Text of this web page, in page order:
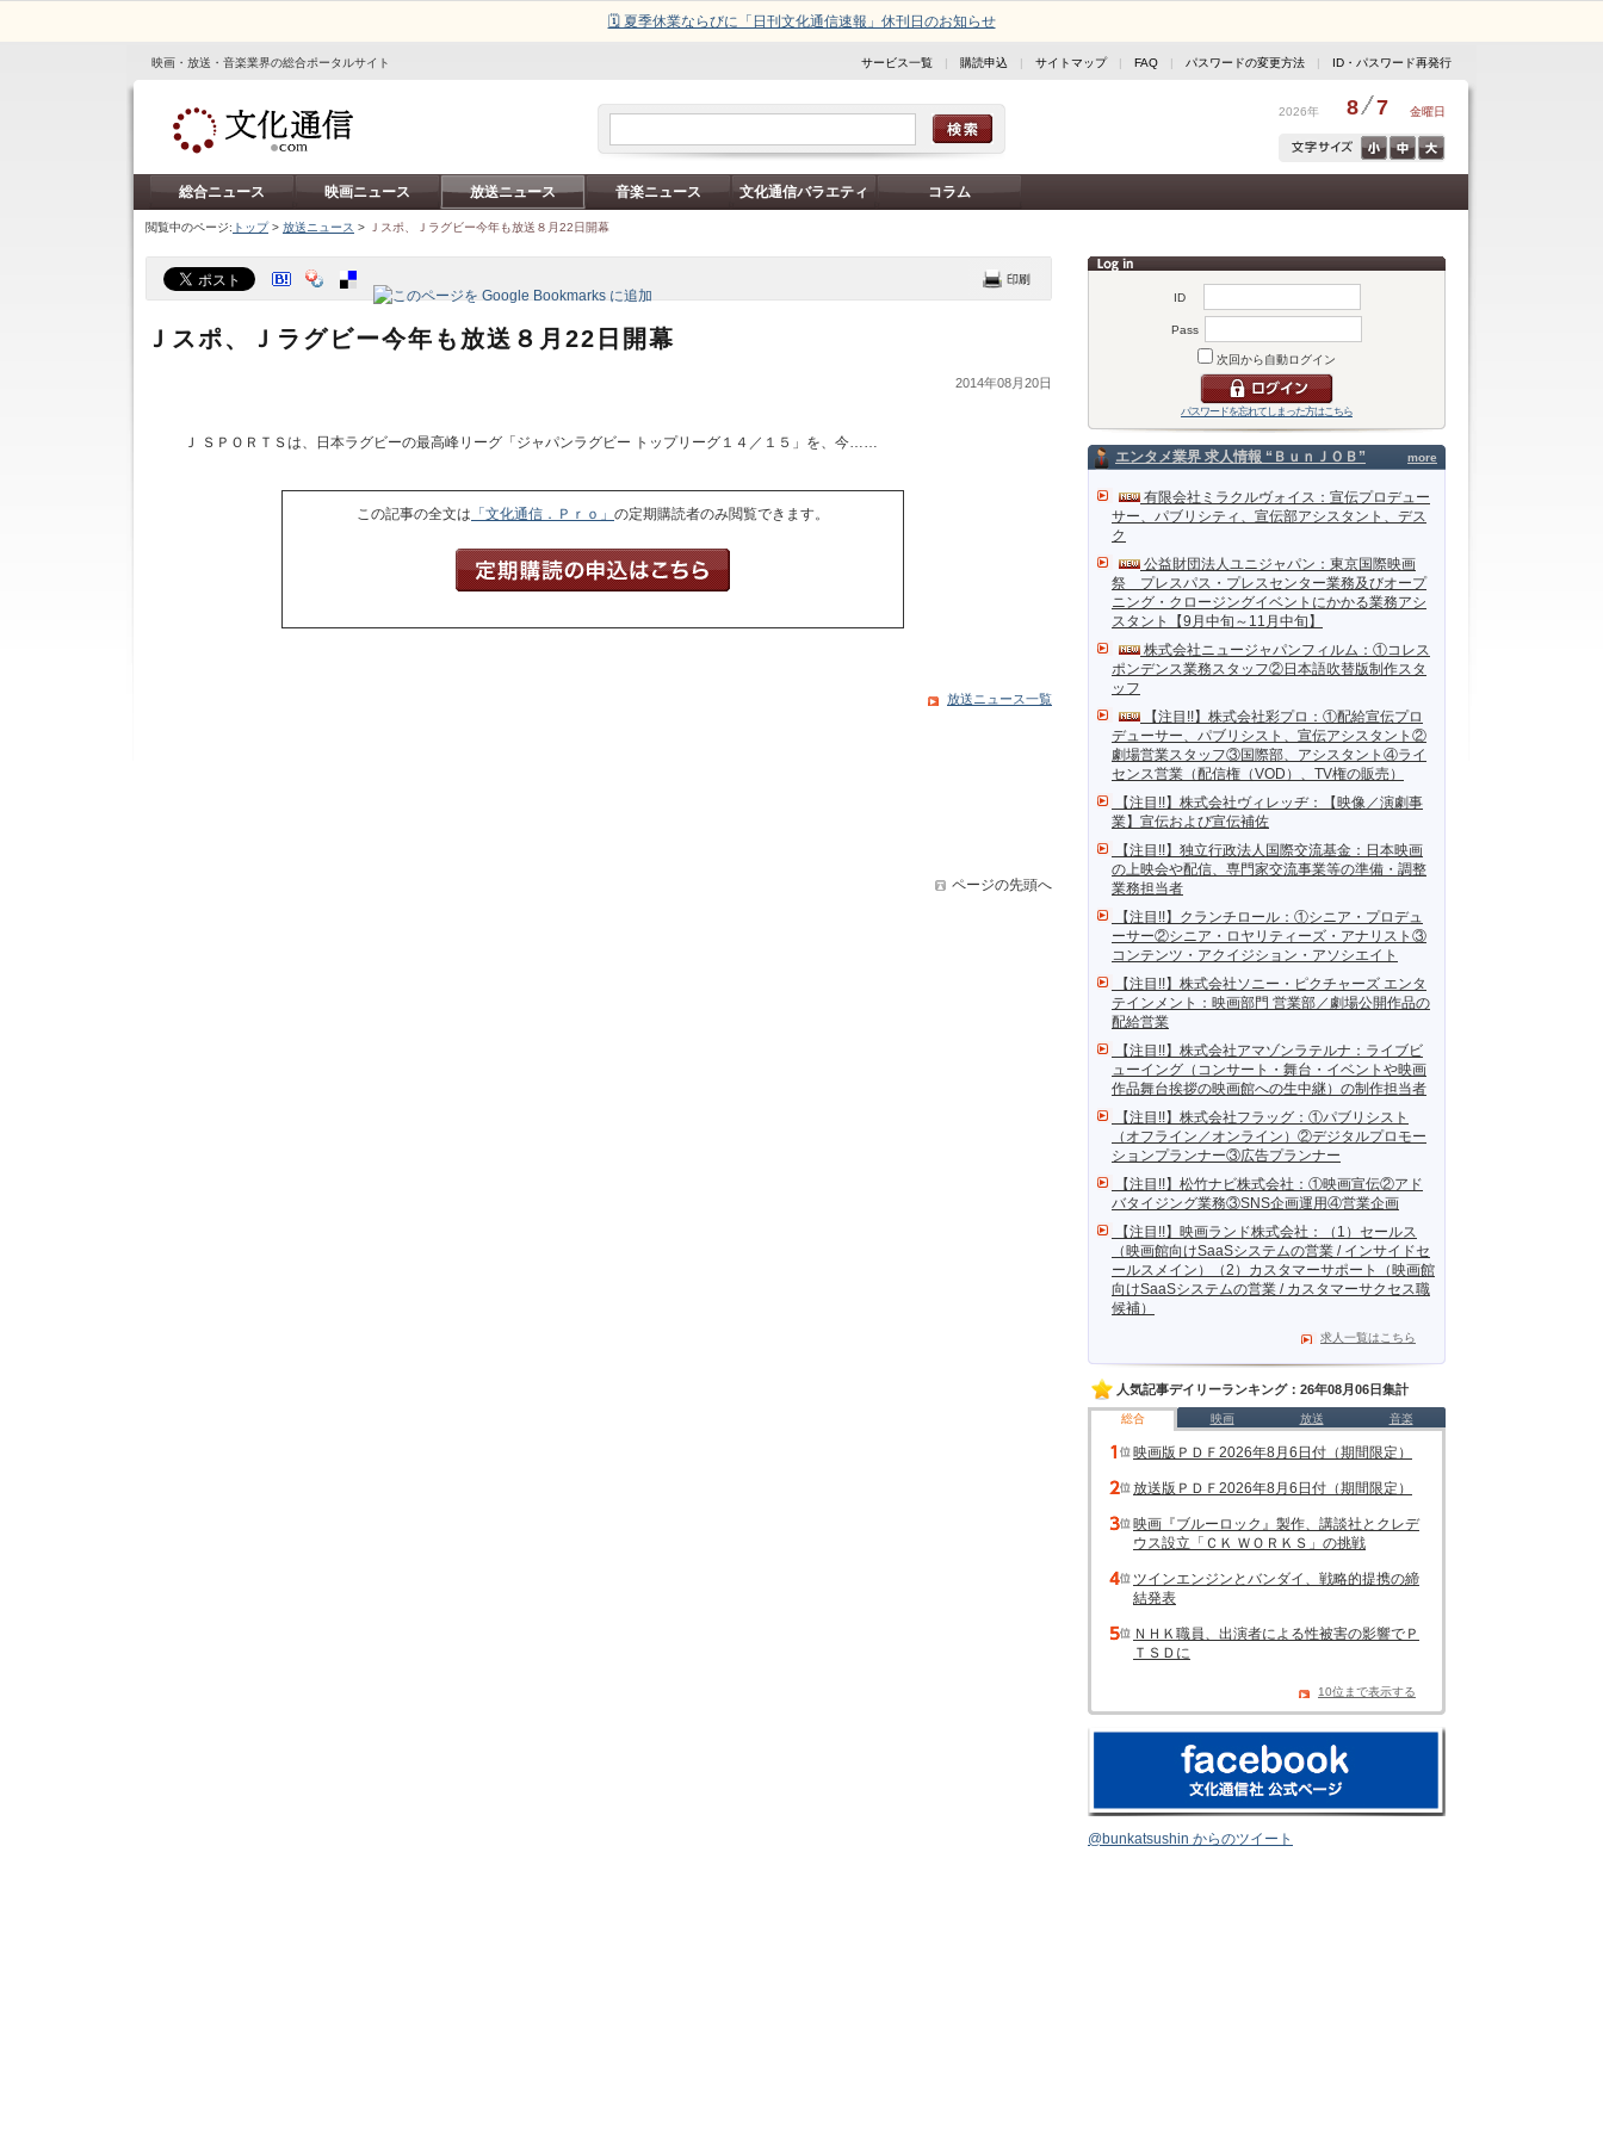
🗓️ 夏季休業ならびに「日刊文化通信速報」休刊日のお知らせ
映画・放送・音楽業界の総合ポータルサイト サービス一覧 | 購読申込 | サイトマップ| FAQ | パスワードの変更方法 | ID・パスワード再発行
2026年 8 7 金曜日
総合ニュース 映画ニュース 放送ニュース 音楽ニュース 文化通信バラエティ コラム
閲覧中のページ: トップ> 放送ニュース > Ｊスポ、Ｊラグビー今年も放送８月22日開幕
ID
Pass
次回から自動ログイン
パスワードを忘れてしまった方はこちら
more
エンタメ業界 求人情報 “ＢｕｎＪＯＢ”
有限会社ミラクルヴォイス：宣伝プロデュー
サー、パブリシティ、宣伝部アシスタント、デス
ク
公益財団法人ユニジャパン：東京国際映画
祭 プレスパス・プレスセンター業務及びオープ
ニング・クロージングイベントにかかる業務アシ
スタント【9月中旬～11月中旬】
株式会社ニュージャパンフィルム：①コレス
ポンデンス業務スタッフ②日本語吹替版制作スタ
ッフ
【注目!!】株式会社彩プロ：①配給宣伝プロ
デューサー、パブリシスト、宣伝アシスタント②
劇場営業スタッフ③国際部、アシスタント④ライ
センス営業（配信権（VOD）、TV権の販売）
【注目!!】株式会社ヴィレッヂ：【映像／演劇事
業】宣伝および宣伝補佐
【注目!!】独立行政法人国際交流基金：日本映画
の上映会や配信、専門家交流事業等の準備・調整
業務担当者
【注目!!】クランチロール：①シニア・プロデュ
ーサー②シニア・ロヤリティーズ・アナリスト③
コンテンツ・アクイジション・アソシエイト
【注目!!】株式会社ソニー・ピクチャーズ エンタ
テインメント：映画部門 営業部／劇場公開作品の
配給営業
【注目!!】株式会社アマゾンラテルナ：ライブビ
ューイング（コンサート・舞台・イベントや映画
作品舞台挨拶の映画館への生中継）の制作担当者
【注目!!】株式会社フラッグ：①パブリシスト
（オフライン／オンライン）②デジタルプロモー
ションプランナー③広告プランナー
【注目!!】松竹ナビ株式会社：①映画宣伝②アド
バタイジング業務③SNS企画運用④営業企画
【注目!!】映画ランド株式会社：（1）セールス
（映画館向けSaaSシステムの営業 / インサイドセ
ールスメイン）（2）カスタマーサポート（映画館
向けSaaSシステムの営業 / カスタマーサクセス職
候補）
求人一覧はこちら
人気記事デイリーランキング：26年08月06日集計
総合 映画 放送 音楽
映画版ＰＤＦ2026年8月6日付（期間限定）
放送版ＰＤＦ2026年8月6日付（期間限定）
映画『ブルーロック』製作、講談社とクレデ
ウス設立「ＣＫ ＷＯＲＫＳ」の挑戦
ツインエンジンとバンダイ、戦略的提携の締
結発表
ＮＨＫ職員、出演者による性被害の影響でＰ
ＴＳＤに
10位まで表示する
@bunkatsushin からのツイート
Ｊスポ、Ｊラグビー今年も放送８月22日開幕
2014年08月20日
Ｊ ＳＰＯＲＴＳは、日本ラグビーの最高峰リーグ「ジャパンラグビー トップリーグ１４／１５」を、今……
この記事の全文は 「文化通信．Ｐｒｏ」 の定期購読者のみ閲覧できます。
放送ニュース一覧
ページの先頭へ